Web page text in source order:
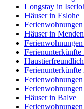
Longstay in
Häuser in Eslohe
Häuser in Menden
Häuser in Balve